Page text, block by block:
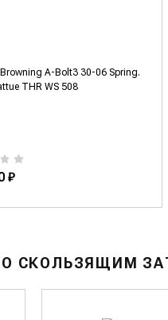
A-Bolt3 30-06 Spring.
THR WS 508
₽
СКОЛЬЗЯЩИМ